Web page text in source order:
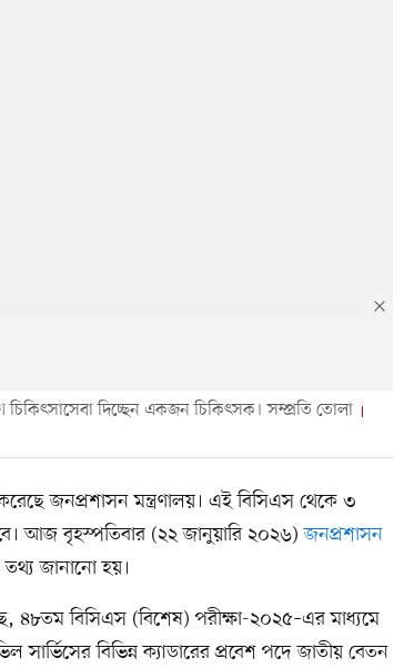
চিকিৎসাসেবা দিচ্ছেন একজন চিকিৎসক। সম্প্রতি তোলা
জনপ্রশাসন মন্ত্রণালয়। এই বিসিএস থেকে ৩
আজ বৃহস্পতিবার (২২ জানুয়ারি ২০২৬)জনপ্রশাসন
জানানো হয়।
৪৮তম বিসিএস (বিশেষ) পরীক্ষা-২০২৫–এর মাধ্যমে
সার্ভিসের বিভিন্ন ক্যাডারের প্রবেশ পদে জাতীয় বেতন